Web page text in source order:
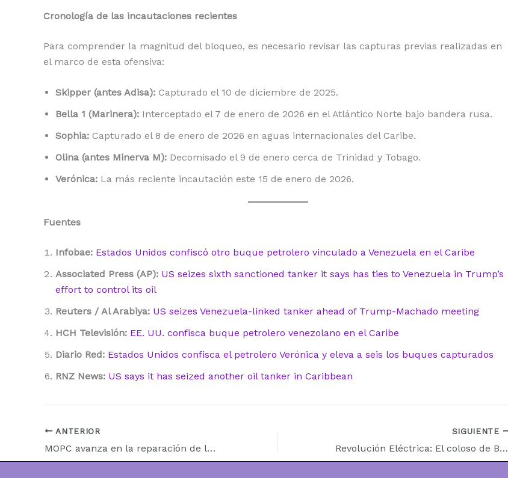
Cronología de las incautaciones recientes
Para comprender la magnitud del bloqueo, es necesario revisar las capturas previas realizadas en
el marco de esta ofensiva:
Skipper (antes Adisa): Capturado el 10 de diciembre de 2025.
Bella 1 (Marinera): Interceptado el 7 de enero de 2026 en el Atlántico Norte bajo bandera rusa.
Sophia: Capturado el 8 de enero de 2026 en aguas internacionales del Caribe.
Olina (antes Minerva M): Decomisado el 9 de enero cerca de Trinidad y Tobago.
Verónica: La más reciente incautación este 15 de enero de 2026.
Fuentes
Infobae: Estados Unidos confiscó otro buque petrolero vinculado a Venezuela en el Caribe
Associated Press (AP): US seizes sixth sanctioned tanker it says has ties to Venezuela in Trump’s
effort to control its oil
Reuters / Al Arabiya: US seizes Venezuela-linked tanker ahead of Trump-Machado meeting
HCH Televisión: EE. UU. confisca buque petrolero venezolano en el Caribe
Diario Red: Estados Unidos confisca el petrolero Verónica y eleva a seis los buques capturados
RNZ News: US says it has seized another oil tanker in Caribbean
ANTERIOR
MOPC avanza en la reparación de la “Ruta de la Muerte” PY08 tras años de tragedias y protestas
SIGUIENTE
Revolución Eléctrica: El coloso de BYD llega a Argentina con 5.000 vehículos para transformar el mercado